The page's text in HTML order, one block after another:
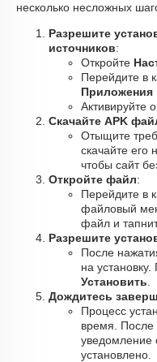
несколько несложных
Разрешите
источников:
Откройте
Перейдите в
Приложения
Активируйте
Скачайте APK
Отыщите
скачайте его
чтобы сайт
Откройте файл:
Перейдите в
файловый
файл и
Разрешите
После
на
Установить
Дождитесь
Процесс
время. После
уведомление
установлено.